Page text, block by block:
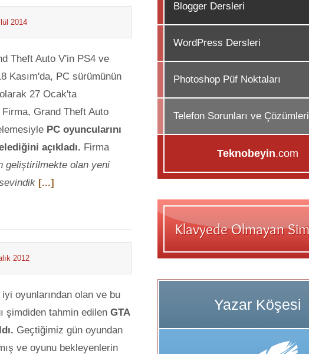
2014
Theft Auto V'in PS4 ve
Kasım'da, PC sürümünün
27 Ocak'ta
Firma, Grand Theft Auto
PC oyuncularını
açıkladı. Firma
geliştirilmekte olan yeni
[...]
2012
iyi oyunlarından olan ve bu
şimdiden tahmin edilen GTA
Geçtiğimiz gün oyundan
ve oyunu bekleyenlerin
Blogger Dersleri
WordPress Dersleri
Photoshop Püf Noktaları
Telefon Sorunları ve Çözümleri
Teknobeyin.com